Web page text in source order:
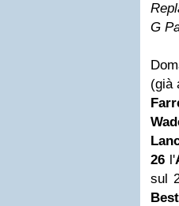
G
(già
26 l'
sul
Best